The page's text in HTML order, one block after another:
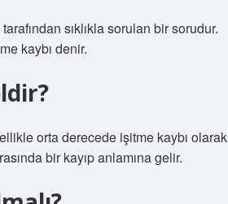
sıklıkla sorulan bir sorudur.
kaybı denir.
orta derecede işitme kaybı olarak
bir kayıp anlamına gelir.